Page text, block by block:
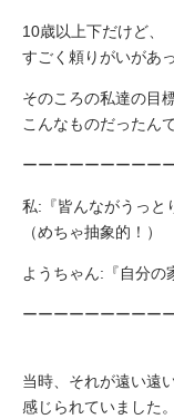
10歳以上下だけど、
すごく頼りがいがあ
そのころの私達の目
こんなものだったんで
ーーーーーーーーー
私:『皆んながうっと
（めちゃ抽象的！）
ようちゃん:『自分の
ーーーーーーーーー
当時、それが遠い遠
感じられていました。